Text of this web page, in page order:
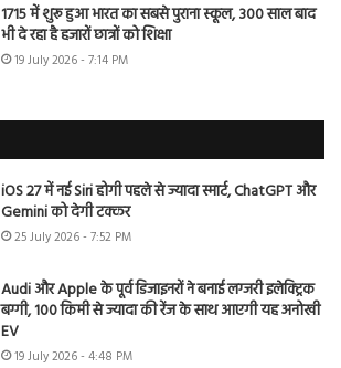
1715 में शुरू हुआ भारत का सबसे पुराना स्कूल, 300 साल बाद
भी दे रहा है हजारों छात्रों को शिक्षा
19 July 2026 - 7:14 PM
iOS 27 में नई Siri होगी पहले से ज्यादा स्मार्ट, ChatGPT और
Gemini को देगी टक्कर
25 July 2026 - 7:52 PM
Audi और Apple के पूर्व डिजाइनरों ने बनाई लग्जरी इलेक्ट्रिक
बग्गी, 100 किमी से ज्यादा की रेंज के साथ आएगी यह अनोखी
EV
19 July 2026 - 4:48 PM